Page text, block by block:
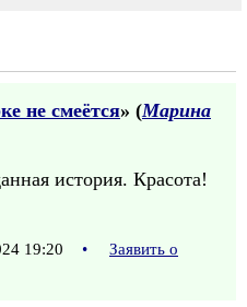
не смеётся» (Марина
история. Красота!
19:20 •
Заявить о